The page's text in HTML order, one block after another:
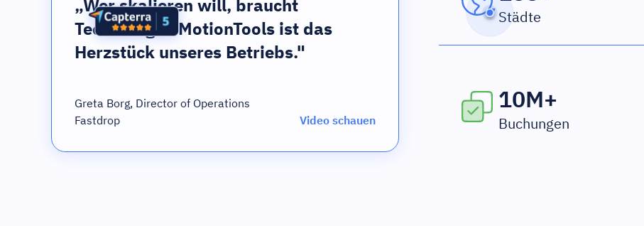
„Wer skalieren will, braucht
Technologie. MotionTools ist das
Herzstück unseres Betriebs."
Greta Borg, Director of Operations
Fastdrop
Video schauen
Städte
10M+
Buchungen